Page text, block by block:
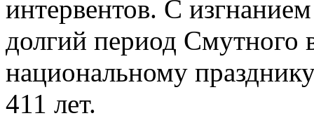
интервентов. С
долгий период
национальному
411 лет.